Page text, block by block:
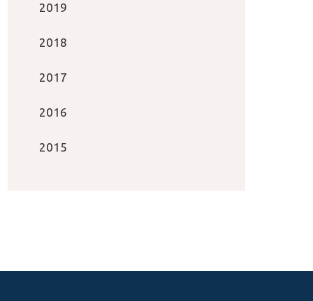
2019
2018
2017
2016
2015